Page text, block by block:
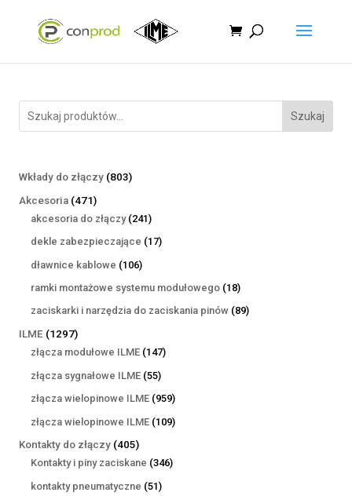
Szukaj
Wkłady do złączy 803803
Akcesoria 471471
produktów
akcesoria do złączy 241241
produktów
dekle zabezpieczające 1717
dławnice kablowe 106106
produktów
ramki montażowe systemu modułowego 1818
produktów
zaciskarki i narzędzia do zaciskania pinów 8989
ILME 12971297
produktów
złącza modułowe ILME 147147
złącza sygnałowe ILME 5555
produktów
złącza wielopinowe ILME 959959
produktów
złącza wielopinowe ILME 109109
Kontakty do złączy 405405
produktów
Kontakty i piny zaciskane 346346
kontakty pneumatyczne 5151